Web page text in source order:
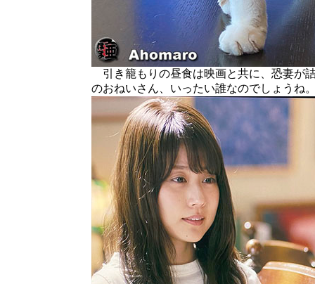
引き籠もりの昼食は映画と共に、恐妻が
のおねいさん、いったい誰なのでしょうね